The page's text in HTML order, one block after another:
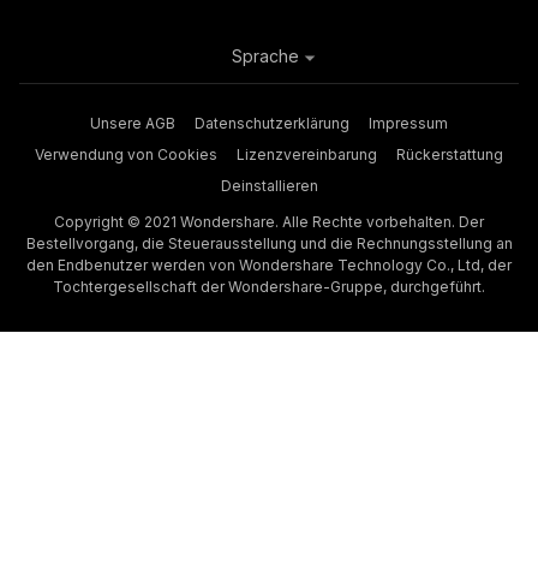
Unsere AGB Datenschutzerklärung
Impressum
Verwendung von Cookies
Lizenzvereinbarung
Rückerstattung
Deinstallieren
Copyright © 2021 Wondershare. Alle Rechte vorbehalten. Der
Bestellvorgang, die Steuerausstellung und die Rechnungsstellung an
den Endbenutzer werden von Wondershare Technology Co., Ltd, der
Tochtergesellschaft der Wondershare-Gruppe, durchgeführt.
Sprache